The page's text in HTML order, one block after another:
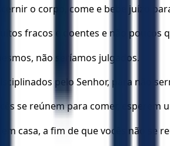
o corpo, come e bebe juízo
fracos e doentes e não poucos
não seríamos julgados.
pelo Senhor, para não
se reúnem para comer, esperem
em casa, a fim de que vocês não